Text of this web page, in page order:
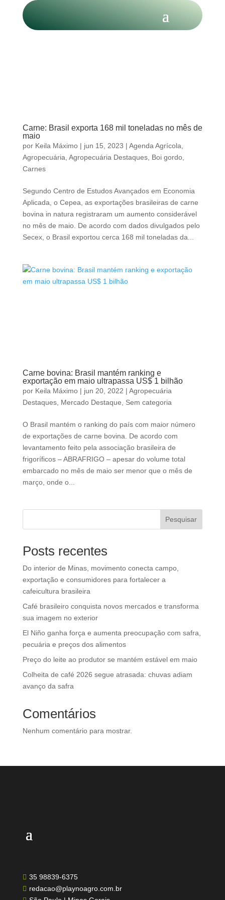
Carne: Brasil exporta 168 mil toneladas no mês de
maio
por Keila Máximo| jun 15, 2023 | Agenda Agrícola
Agropecuária Agropecuária Destaques, Boi gordo,
Carnes
Segundo Centro de Estudos Avançados em Economia
Aplicada, o Cepea, as exportações brasileiras de carne
bovina in natura registraram um aumento considerável
no mês de maio. De acordo com dados divulgados pelo
Secex, o Brasil exportou cerca 168 mil toneladas da...
Carne bovina: Brasil mantém ranking e
exportação em maio ultrapassa US$ 1 bilhão
por Keila Máximo| jun 20, 2022 | Agropecuária
Destaques, Mercado Destaque, Sem categoria
O Brasil mantém o ranking do país com maior número
de exportações de carne bovina. De acordo com
levantamento feito pela associação brasileira de
frigoríficos – ABRAFRIGO – apesar do volume total
embarcado no mês de maio ser menor que o mês de
março, onde o...
Pesquisar
Posts recentes
Do interior de Minas, movimento conecta campo,
exportação e consumidores para fortalecer a
cafeicultura brasileira
Café brasileiro conquista novos mercados e transforma
sua imagem no exterior
El Niño ganha força e aumenta preocupação com safra,
pecuária e preços dos alimentos
Preço do leite ao produtor se mantém estável em maio
Colheita de café 2026 segue atrasada: chuvas adiam
avanço da safra
Comentários
Nenhum comentário para mostrar.
 35 98839-6375
 redacao@playnoagro.com.br